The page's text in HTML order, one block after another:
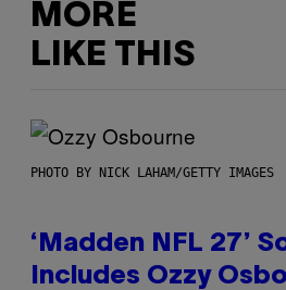
MORE
LIKE THIS
PHOTO BY NICK LAHAM/GETTY IMAGES
‘Madden NFL 27’
Includes Ozzy